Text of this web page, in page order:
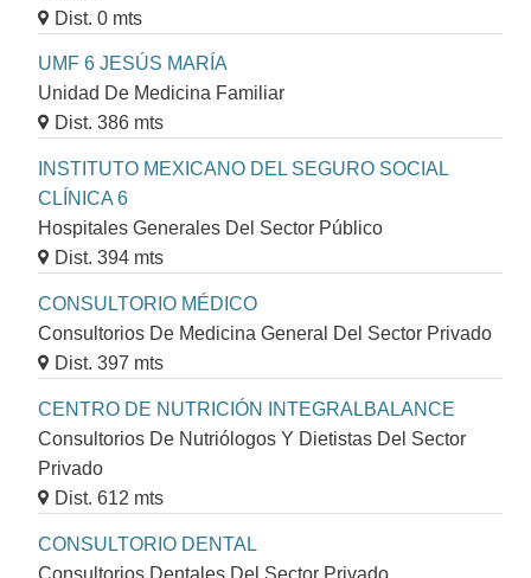
Dist. 0 mts
UMF 6 JESÚS MARÍA
Unidad De Medicina Familiar
Dist. 386 mts
INSTITUTO MEXICANO DEL SEGURO SOCIAL
CLÍNICA 6
Hospitales Generales Del Sector Público
Dist. 394 mts
CONSULTORIO MÉDICO
Consultorios De Medicina General Del Sector Privado
Dist. 397 mts
CENTRO DE NUTRICIÓN INTEGRALBALANCE
Consultorios De Nutriólogos Y Dietistas Del Sector
Privado
Dist. 612 mts
CONSULTORIO DENTAL
Consultorios Dentales Del Sector Privado